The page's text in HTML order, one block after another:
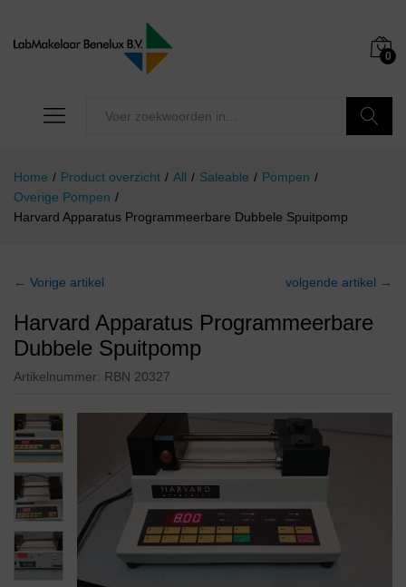
0
Home / Product overzicht / All / Saleable / Pompen /
Overige Pompen /
Harvard Apparatus Programmeerbare Dubbele Spuitpomp
← Vorige artikel volgende artikel →
Harvard Apparatus Programmeerbare
Dubbele Spuitpomp
Artikelnummer: RBN 20327